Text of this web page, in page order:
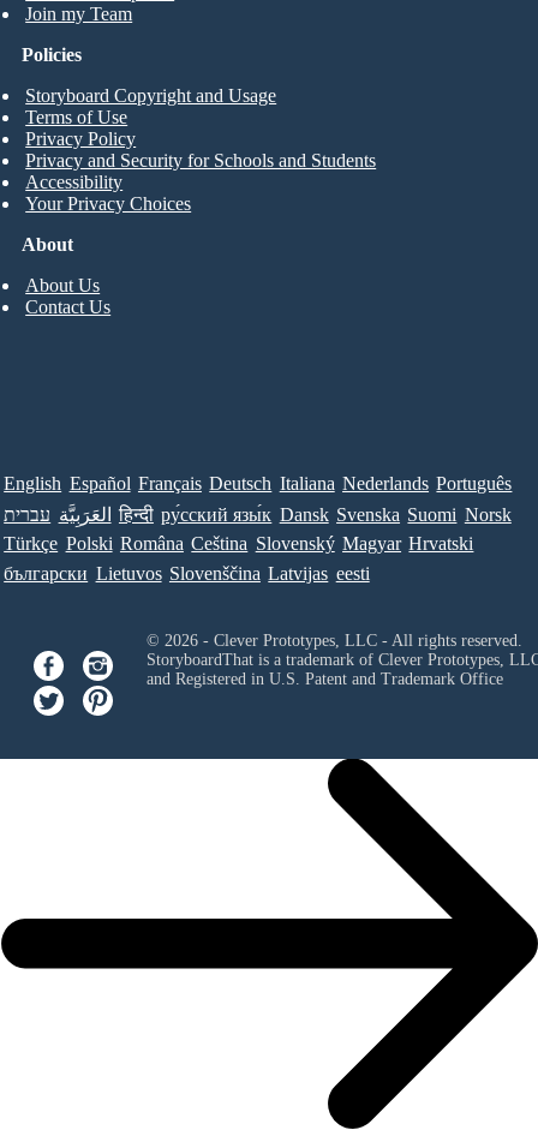
Join my Team
About
About Us
Contact Us
Policies
Storyboard Copyright and Usage
Terms of Use
Privacy Policy
Privacy and Security for Schools and Students
Accessibility
Your Privacy Choices
English Español Français Deutsch Italiana Nederlands Português
עברית العَرَبِيَّة हिन्दी ру́сский язы́к Dansk Svenska Suomi Norsk
Türkçe Polski Româna Ceština Slovenský Magyar Hrvatski
български Lietuvos Slovenščina Latvijas eesti
© 2026 - Clever Prototypes, LLC - All rights reserved.
StoryboardThat is a trademark of Clever Prototypes,
and Registered in U.S. Patent and Trademark Office